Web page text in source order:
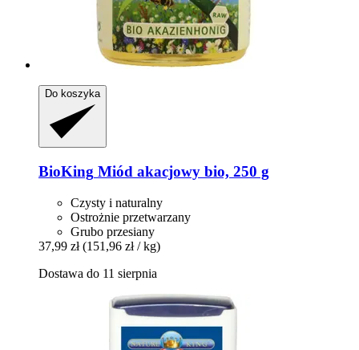
Do koszyka
BioKing Miód akacjowy bio, 250 g
Czysty i naturalny
Ostrożnie przetwarzany
Grubo przesiany
37,99 zł (151,96 zł / kg)
Dostawa do 11 sierpnia